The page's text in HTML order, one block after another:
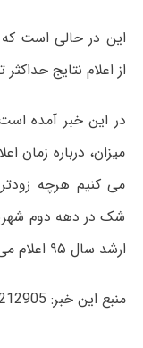
این در حالی است که
از اعلام نتایج
در این خبر آمده
میزان، درباره زمان
می کنیم هرچه زودتر
شک در دهه دوم
ارشد سال ۹۵ اعلام می شود.
منبع این خبر: www.mizanonline.ir/fa/news/212905